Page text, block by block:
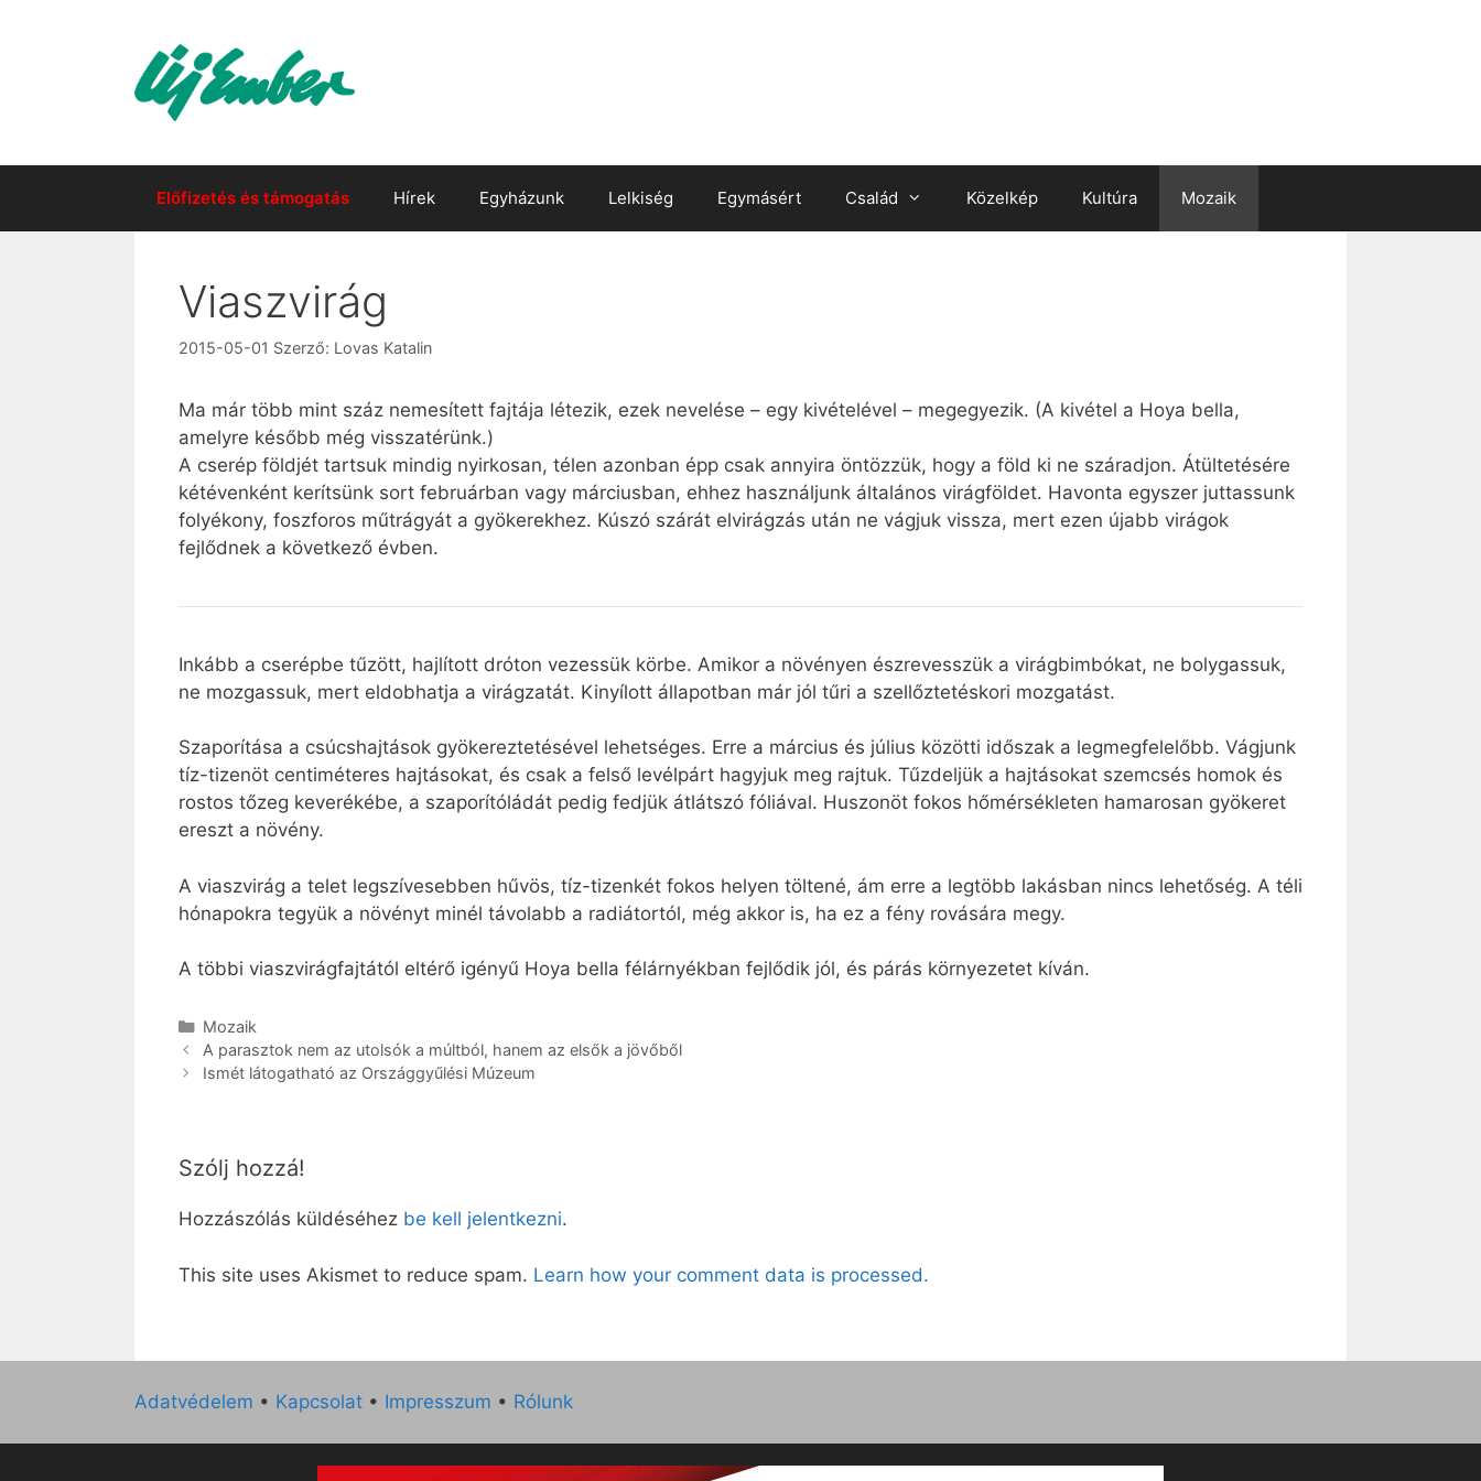
Előfizetés és támogatás Hírek Egyházunk Lelkiség Egymásért Család Közelkép Kultúra Mozaik
Viaszvirág
2015-05-01 Szerző: Lovas Katalin
Ma már több mint száz nemesített fajtája létezik, ezek nevelése – egy kivételével – megegyezik. (A kivétel a Hoya bella,
amelyre később még visszatérünk.)
A cserép földjét tartsuk mindig nyirkosan, télen azonban épp csak annyira öntözzük, hogy a föld ki ne száradjon. Átültetésére
kétévenként kerítsünk sort februárban vagy márciusban, ehhez használjunk általános virágföldet. Havonta egyszer juttassunk
folyékony, foszforos műtrágyát a gyökerekhez. Kúszó szárát elvirágzás után ne vágjuk vissza, mert ezen újabb virágok
fejlődnek a következő évben.
Inkább a cserépbe tűzött, hajlított dróton vezessük körbe. Amikor a növényen észrevesszük a virágbimbókat, ne bolygassuk,
ne mozgassuk, mert eldobhatja a virágzatát. Kinyílott állapotban már jól tűri a szellőztetéskori mozgatást.
Szaporítása a csúcshajtások gyökereztetésével lehetséges. Erre a március és július közötti időszak a legmegfelelőbb. Vágjunk
tíz-tizenöt centiméteres hajtásokat, és csak a felső levélpárt hagyjuk meg rajtuk. Tűzdeljük a hajtásokat szemcsés homok és
rostos tőzeg keverékébe, a szaporítóládát pedig fedjük átlátszó fóliával. Huszonöt fokos hőmérsékleten hamarosan gyökeret
ereszt a növény.
A viaszvirág a telet legszívesebben hűvös, tíz-tizenkét fokos helyen töltené, ám erre a legtöbb lakásban nincs lehetőség. A téli
hónapokra tegyük a növényt minél távolabb a radiátortól, még akkor is, ha ez a fény rovására megy.
A többi viaszvirágfajtától eltérő igényű Hoya bella félárnyékban fejlődik jól, és párás környezetet kíván.
Kategória
Mozaik
A parasztok nem az utolsók a múltból, hanem az elsők a jövőből
Ismét látogatható az Országgyűlési Múzeum
Szólj hozzá!
Hozzászólás küldéséhez be kell jelentkezni.
This site uses Akismet to reduce spam. Learn how your comment data is processed.
Adatvédelem • Kapcsolat • Impresszum • Rólunk